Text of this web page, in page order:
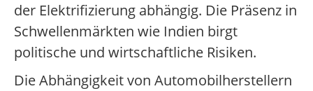
der Elektrifizierung abhängig. Die Präsenz in
Schwellenmärkten wie Indien birgt
politische und wirtschaftliche Risiken.
Die Abhängigkeit von Automobilherstellern